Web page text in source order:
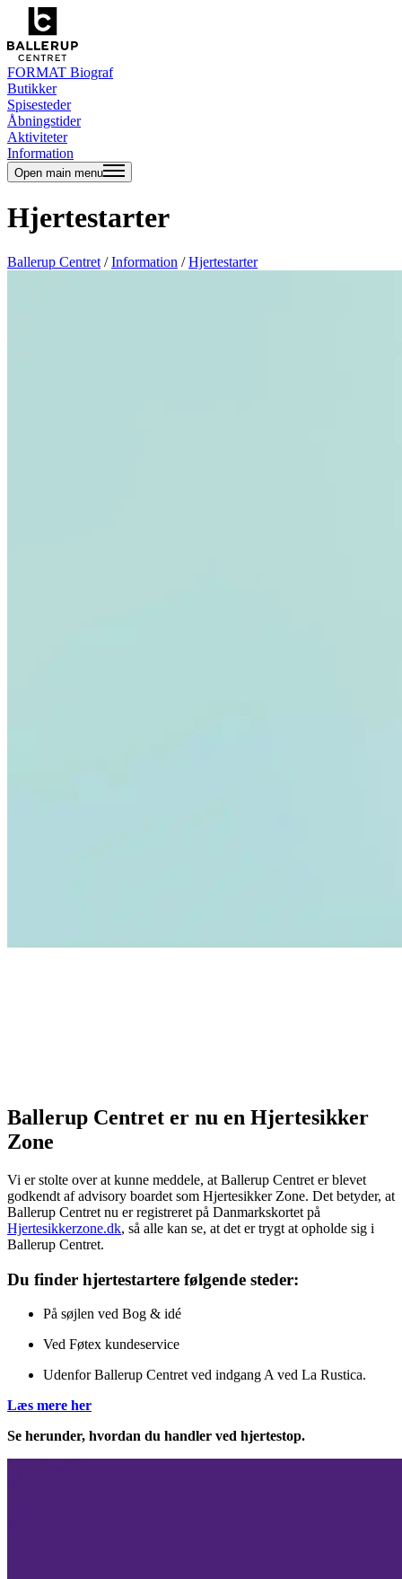
FORMAT Biograf
Butikker
Spisesteder
Åbningstider
Aktiviteter
Information
Open main menu
Hjertestarter
Ballerup Centret /Information /Hjertestarter
Ballerup Centret er nu en Hjertesikker
Zone
Vi er stolte over at kunne meddele, at Ballerup Centret er blevet
godkendt af advisory boardet som Hjertesikker Zone. Det betyder, at
Ballerup Centret nu er registreret på Danmarkskortet på
Hjertesikkerzone.dk, så alle kan se, at det er trygt at opholde sig i
Ballerup Centret.
Du finder hjertestartere følgende steder:
På søjlen ved Bog & idé
Ved Føtex kundeservice
Udenfor Ballerup Centret ved indgang A ved La Rustica.
Læs mere her
Se herunder, hvordan du handler ved hjertestop.